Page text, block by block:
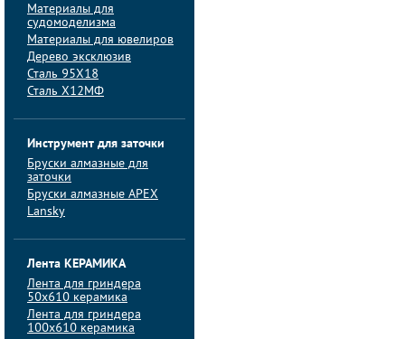
Материалы для
судомоделизма
Материалы для ювелиров
Дерево эксклюзив
Сталь 95Х18
Сталь Х12МФ
Инструмент для заточки
Бруски алмазные для
заточки
Бруски алмазные APEX
Lansky
Лента КЕРАМИКА
Лента для гриндера
50х610 керамика
Лента для гриндера
100х610 керамика